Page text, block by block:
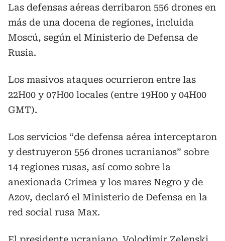
Las defensas aéreas derribaron 556 drones en
más de una docena de regiones, incluida
Moscú, según el Ministerio de Defensa de
Rusia.
Los masivos ataques ocurrieron entre las
22H00 y 07H00 locales (entre 19H00 y 04H00
GMT).
Los servicios “de defensa aérea interceptaron
y destruyeron 556 drones ucranianos” sobre
14 regiones rusas, así como sobre la
anexionada Crimea y los mares Negro y de
Azov, declaró el Ministerio de Defensa en la
red social rusa Max.